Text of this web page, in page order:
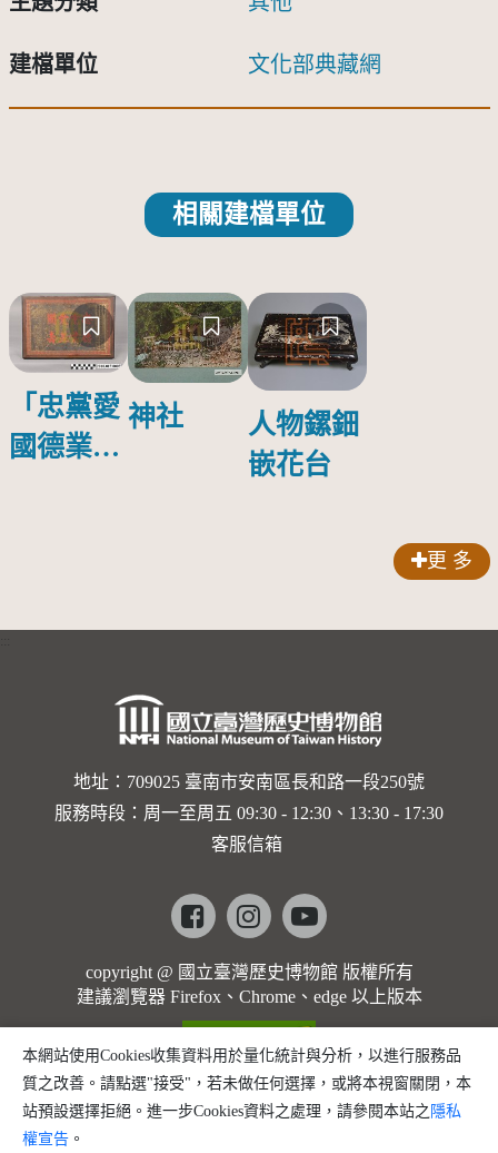
建檔單位 文化部典藏網
相關建檔單位
「忠黨愛
國德業並
神社
人物鏍鈿
嵌花台
更 多
地址：709025 臺南市安南區長和路一段250號
服務時段：周一至周五 09:30 - 12:30、13:30 - 17:30
客服信箱
Facebookinstagramyoutube
copyright @ 國立臺灣歷史博物館 版權所有
建議瀏覽器 Firefox、Chrome、edge 以上版本
本網站使用Cookies收集資料用於量化統計與分析，以進行服務品
質之改善。請點選"接受"，若未做任何選擇，或將本視窗關閉，本
站預設選擇拒絕。進一步Cookies資料之處理，請參閱本站之 隱私
權宣告 。